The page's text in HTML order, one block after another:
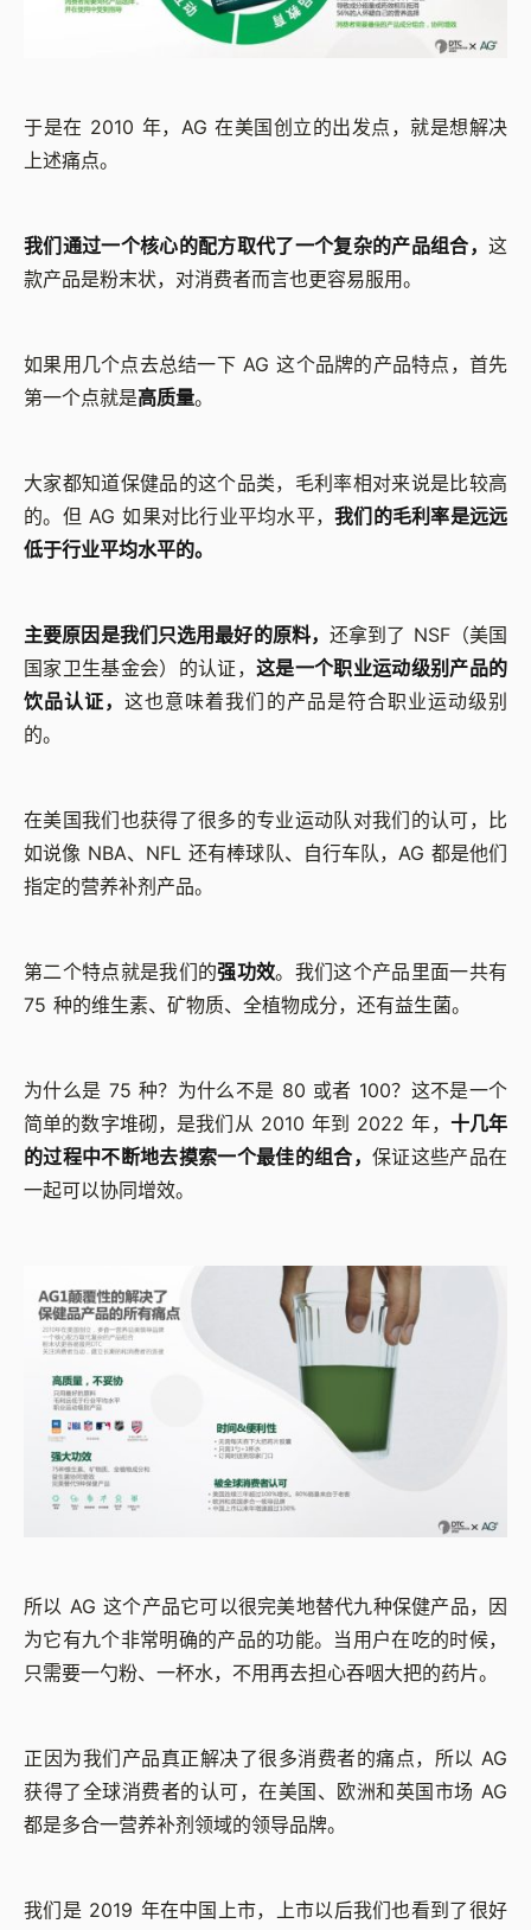
于是在 2010 年，AG 在美国创立的出发点，就是想解决
上述痛点。
我们通过一个核心的配方取代了一个复杂的产品组合， 这
款产品是粉末状，对消费者而言也更容易服用。
如果用几个点去总结一下 AG 这个品牌的产品特点，首先
第一个点就是高质量。
大家都知道保健品的这个品类，毛利率相对来说是比较高
的。但 AG 如果对比行业平均水平， 我们的毛利率是远远
低于行业平均水平的。
主要原因是我们只选用最好的原料， 还拿到了 NSF（美国
国家卫生基金会）的认证， 这是一个职业运动级别产品的
饮品认证，这也意味着我们的产品是符合职业运动级别
的。
在美国我们也获得了很多的专业运动队对我们的认可，比
如说像 NBA、NFL 还有棒球队、自行车队，AG 都是他们
指定的营养补剂产品。
第二个特点就是我们的强功效。我们这个产品里面一共有
75 种的维生素、矿物质、全植物成分，还有益生菌。
为什么是 75 种？为什么不是 80 或者 100？这不是一个
简单的数字堆砌，是我们从 2010 年到 2022 年， 十几年
的过程中不断地去摸索一个最佳的组合， 保证这些产品在
一起可以协同增效。
所以 AG 这个产品它可以很完美地替代九种保健产品，因
为它有九个非常明确的产品的功能。当用户在吃的时候，
只需要一勺粉、一杯水，不用再去担心吞咽大把的药片。
正因为我们产品真正解决了很多消费者的痛点，所以 AG
获得了全球消费者的认可，在美国、欧洲和英国市场 AG
都是多合一营养补剂领域的领导品牌。
我们是 2019 年在中国上市，上市以后我们也看到了很好